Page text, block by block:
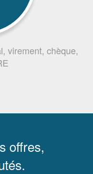
virement, chèque,
offres,